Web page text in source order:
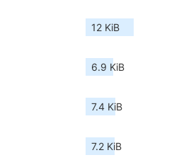
12 KiB
6.9 KiB
7.4 KiB
7.2 KiB